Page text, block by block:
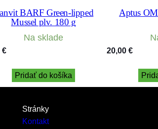
BARF Green-lipped
Mussel plv. 180 g
Na sklade
€
Pridať do košíka
Aptus
20,00 €
Stránky
Kontakt